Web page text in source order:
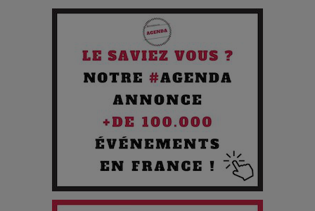
Pourquoi les Petites Entreprises Créatives Deviennent les
Les 3 meilleures destinations pour des vacances sportives
Quand l'Opéra Rencontre l'IA : Lola Volonakis, l'Artiste du
Paradoxe qui Chante le Futur
Chien 51 - Quand l’IA prend le pouvoir : une plongée dans un